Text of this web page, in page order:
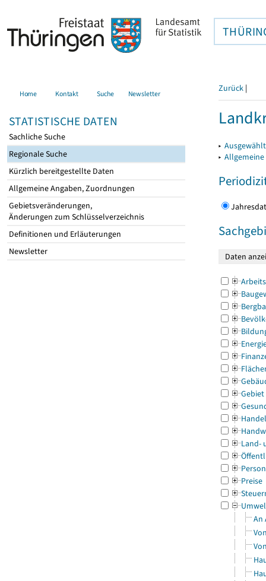
Home Kontakt Suche Newsletter
STATISTISCHE DATEN
Sachliche Suche
Regionale Suche
Kürzlich bereitgestellte Daten
Allgemeine Angaben, Zuordnungen
Gebietsveränderungen,
Änderungen zum Schlüsselverzeichnis
Definitionen und Erläuterungen
Newsletter
Zurück |
▸
▸
Gebiet
Land-
Preise
An